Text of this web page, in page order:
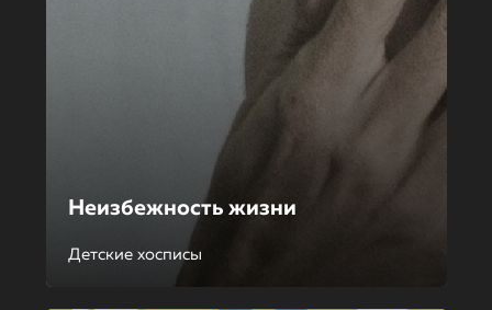
Неизбежность жизни
Детские хосписы